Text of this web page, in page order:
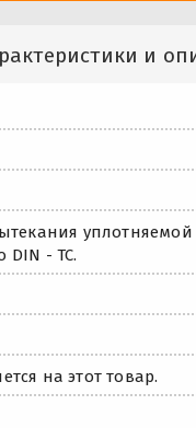
и
- TC.
на этот товар.